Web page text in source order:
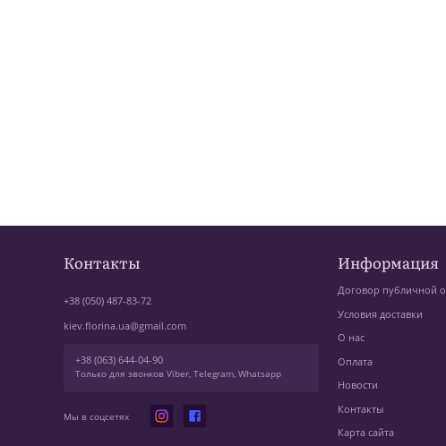
Контакты
+38 (050) 487-83-72
kiev.florina.ua@gmail.com
+38 (063) 644-04-90
Только для звонков Viber, Telegram, Whatsapp
Мы в соцсетях
Информация
Договор публичной
Условия доставки
О нас
Оплата
Новости
Контакты
Карта сайта